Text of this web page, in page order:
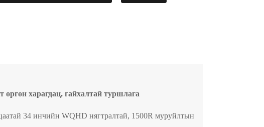
өргөн харагдац, гайхалтай туршлага
34 инчийн WQHD нягтралтай, 1500R муруйлтын